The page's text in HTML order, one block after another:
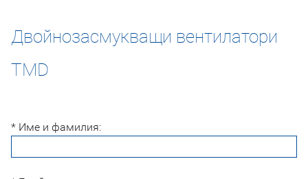
Двойнозасмукващи вентилатори
TMD
* Име и фамилия: